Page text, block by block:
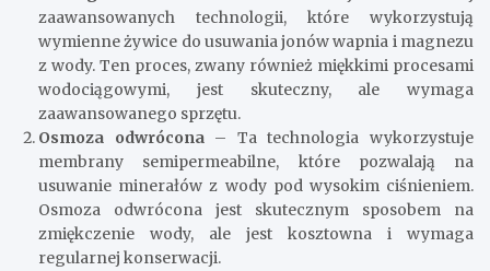
zaawansowanych technologii, które wykorzystują
wymienne żywice do usuwania jonów wapnia i magnezu
z wody. Ten proces, zwany również miękkimi procesami
wodociągowymi, jest skuteczny, ale wymaga
zaawansowanego sprzętu.
Osmoza odwrócona– Ta technologia wykorzystuje
membrany semipermeabilne, które pozwalają na
usuwanie minerałów z wody pod wysokim ciśnieniem.
Osmoza odwrócona jest skutecznym sposobem na
zmiękczenie wody, ale jest kosztowna i wymaga
regularnej konserwacji.